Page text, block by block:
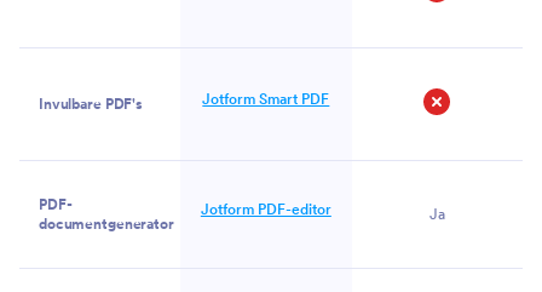
Invulbare PDF's
Jotform Smart PDF
PDF-
documentgenerator
Jotform PDF-editor Ja